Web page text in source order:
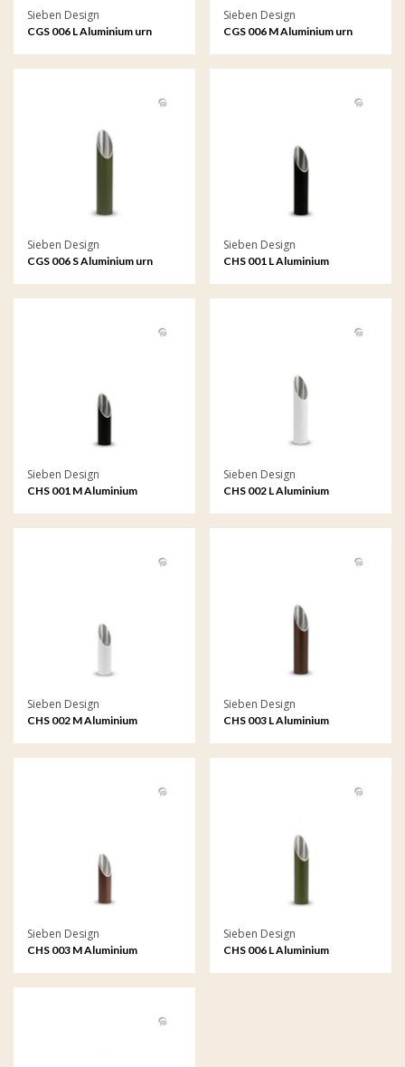
Sieben Design
CGS 006 L Aluminium urn
Sieben Design
CGS 006 M Aluminium urn
Sieben Design
CGS 006 S Aluminium urn
Sieben Design
CHS 001 L Aluminium
Sieben Design
CHS 001 M Aluminium
Sieben Design
CHS 002 L Aluminium
Sieben Design
CHS 002 M Aluminium
Sieben Design
CHS 003 L Aluminium
Sieben Design
CHS 003 M Aluminium
Sieben Design
CHS 006 L Aluminium